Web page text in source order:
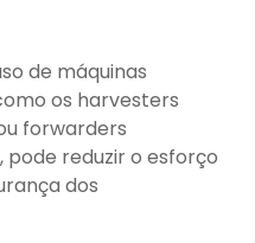
de máquinas
os harvesters
forwarders
reduzir o esforço
dos